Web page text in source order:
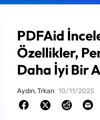
PDFAid
Özellikler,
Daha İyi Bir
Aydın, Trkan 10/11/2025